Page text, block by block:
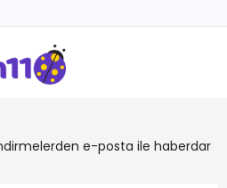
e-posta ile haberdar